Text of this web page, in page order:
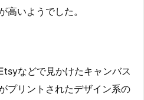
高いようでした。
などで見かけたキャンバス
プリントされたデザイン系の